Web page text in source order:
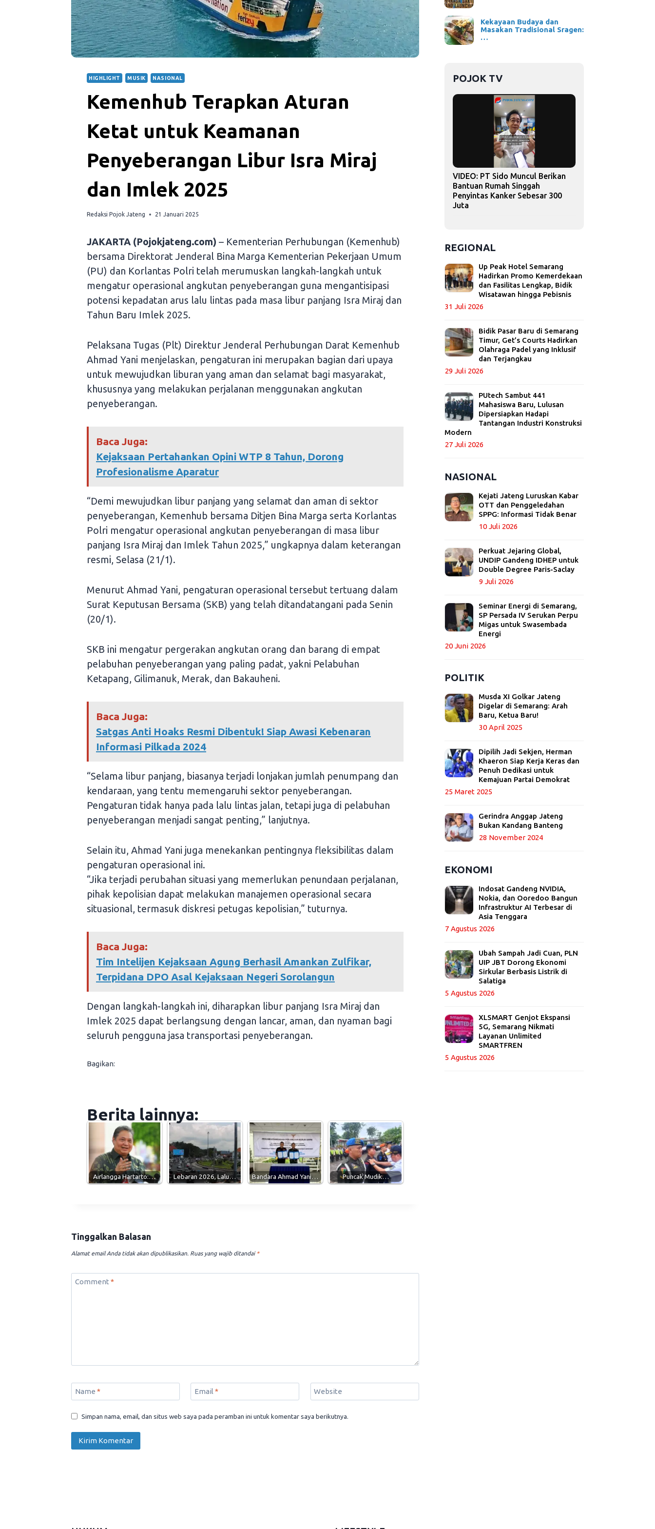
HIGHLIGHT MUSIK NASIONAL
Kemenhub Terapkan Aturan
Ketat untuk Keamanan
Penyeberangan Libur Isra Miraj
dan Imlek 2025
Redaksi Pojok Jateng 21 Januari 2025
JAKARTA (Pojokjateng.com) – Kementerian Perhubungan (Kemenhub)
bersama Direktorat Jenderal Bina Marga Kementerian Pekerjaan Umum
(PU) dan Korlantas Polri telah merumuskan langkah-langkah untuk
mengatur operasional angkutan penyeberangan guna mengantisipasi
potensi kepadatan arus lalu lintas pada masa libur panjang Isra Miraj dan
Tahun Baru Imlek 2025.
Pelaksana Tugas (Plt) Direktur Jenderal Perhubungan Darat Kemenhub
Ahmad Yani menjelaskan, pengaturan ini merupakan bagian dari upaya
untuk mewujudkan liburan yang aman dan selamat bagi masyarakat,
khususnya yang melakukan perjalanan menggunakan angkutan
penyeberangan.
Baca Juga:
Kejaksaan Pertahankan Opini WTP 8 Tahun, Dorong
Profesionalisme Aparatur
“Demi mewujudkan libur panjang yang selamat dan aman di sektor
penyeberangan, Kemenhub bersama Ditjen Bina Marga serta Korlantas
Polri mengatur operasional angkutan penyeberangan di masa libur
panjang Isra Miraj dan Imlek Tahun 2025,” ungkapnya dalam keterangan
resmi, Selasa (21/1).
Menurut Ahmad Yani, pengaturan operasional tersebut tertuang dalam
Surat Keputusan Bersama (SKB) yang telah ditandatangani pada Senin
(20/1).
SKB ini mengatur pergerakan angkutan orang dan barang di empat
pelabuhan penyeberangan yang paling padat, yakni Pelabuhan
Ketapang, Gilimanuk, Merak, dan Bakauheni.
Baca Juga:
Satgas Anti Hoaks Resmi Dibentuk! Siap Awasi Kebenaran
Informasi Pilkada 2024
“Selama libur panjang, biasanya terjadi lonjakan jumlah penumpang dan
kendaraan, yang tentu memengaruhi sektor penyeberangan.
Pengaturan tidak hanya pada lalu lintas jalan, tetapi juga di pelabuhan
penyeberangan menjadi sangat penting,” lanjutnya.
Selain itu, Ahmad Yani juga menekankan pentingnya fleksibilitas dalam
pengaturan operasional ini.
“Jika terjadi perubahan situasi yang memerlukan penundaan perjalanan,
pihak kepolisian dapat melakukan manajemen operasional secara
situasional, termasuk diskresi petugas kepolisian,” tuturnya.
Baca Juga:
Tim Intelijen Kejaksaan Agung Berhasil Amankan Zulfikar,
Terpidana DPO Asal Kejaksaan Negeri Sorolangun
Dengan langkah-langkah ini, diharapkan libur panjang Isra Miraj dan
Imlek 2025 dapat berlangsung dengan lancar, aman, dan nyaman bagi
seluruh pengguna jasa transportasi penyeberangan.
Bagikan:
Berita lainnya:
Airlangga Hartarto:… Lebaran 2026, Lalu… Bandara Ahmad Yani… Puncak Mudik…
Tinggalkan Balasan
Alamat email Anda tidak akan dipublikasikan. Ruas yang wajib ditandai *
Comment *
Name * Email * Website
Simpan nama, email, dan situs web saya pada peramban ini untuk komentar saya berikutnya.
Kekayaan Budaya dan
Masakan Tradisional Sragen:
…
POJOK TV
VIDEO: PT Sido Muncul Berikan
Bantuan Rumah Singgah
Penyintas Kanker Sebesar 300
Juta
REGIONAL
Up Peak Hotel Semarang
Hadirkan Promo Kemerdekaan
dan Fasilitas Lengkap, Bidik
Wisatawan hingga Pebisnis
31 Juli 2026
Bidik Pasar Baru di Semarang
Timur, Get’s Courts Hadirkan
Olahraga Padel yang Inklusif
dan Terjangkau
29 Juli 2026
PUtech Sambut 441
Mahasiswa Baru, Lulusan
Dipersiapkan Hadapi
Tantangan Industri Konstruksi
Modern
27 Juli 2026
NASIONAL
Kejati Jateng Luruskan Kabar
OTT dan Penggeledahan
SPPG: Informasi Tidak Benar
10 Juli 2026
Perkuat Jejaring Global,
UNDIP Gandeng IDHEP untuk
Double Degree Paris-Saclay
9 Juli 2026
Seminar Energi di Semarang,
SP Persada IV Serukan Perpu
Migas untuk Swasembada
Energi
20 Juni 2026
POLITIK
Musda XI Golkar Jateng
Digelar di Semarang: Arah
Baru, Ketua Baru!
30 April 2025
Dipilih Jadi Sekjen, Herman
Khaeron Siap Kerja Keras dan
Penuh Dedikasi untuk
Kemajuan Partai Demokrat
25 Maret 2025
Gerindra Anggap Jateng
Bukan Kandang Banteng
28 November 2024
EKONOMI
Indosat Gandeng NVIDIA,
Nokia, dan Ooredoo Bangun
Infrastruktur AI Terbesar di
Asia Tenggara
7 Agustus 2026
Ubah Sampah Jadi Cuan, PLN
UIP JBT Dorong Ekonomi
Sirkular Berbasis Listrik di
Salatiga
5 Agustus 2026
XLSMART Genjot Ekspansi
5G, Semarang Nikmati
Layanan Unlimited
SMARTFREN
5 Agustus 2026